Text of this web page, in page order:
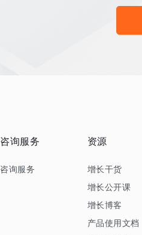
咨询服务
咨询服务
资源
增长干货
增长公开课
增长博客
产品使用文档